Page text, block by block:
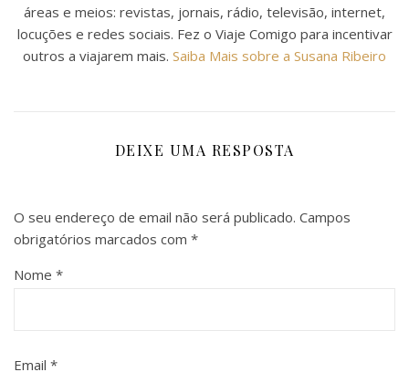
áreas e meios: revistas, jornais, rádio, televisão, internet,
locuções e redes sociais. Fez o Viaje Comigo para incentivar
outros a viajarem mais. Saiba Mais sobre a Susana Ribeiro
DEIXE UMA RESPOSTA
O seu endereço de email não será publicado. Campos
obrigatórios marcados com *
Nome *
Email *